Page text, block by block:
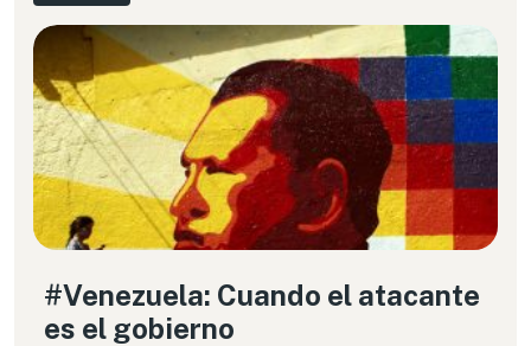
#Venezuela: Cuando el atacante
es el gobierno